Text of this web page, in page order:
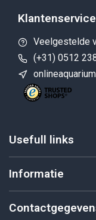
Klantenservice
Veelgestelde
(+31) 0512
Usefull links
Informatie